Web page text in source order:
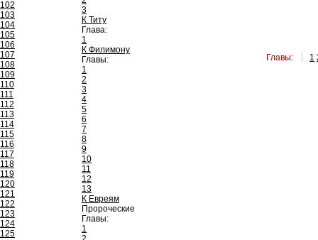
102
103
104
105
106
107
108
109
110
111
112
113
114
115
116
117
118
119
120
121
122
123
124
125
3
К Титу
Глава:
1
К Филимону
Главы:
1
2
3
4
5
6
7
8
9
10
11
12
13
К Евреям
Пророческие
Главы:
1
Главы: 1